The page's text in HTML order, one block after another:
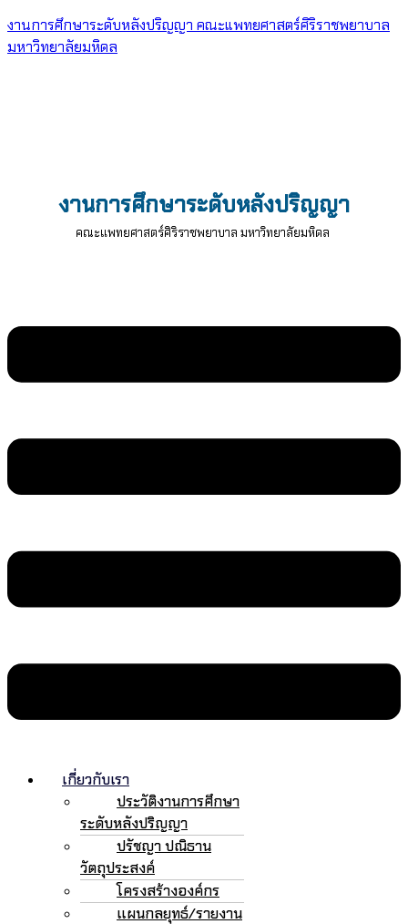
งานการศึกษาระดับหลังปริญญา คณะแพทยศาสตร์ศิริราชพยาบาล
มหาวิทยาลัยมหิดล
งานการศึกษาระดับหลังปริญญา
คณะแพทยศาสตร์ศิริราชพยาบาล มหาวิทยาลัยมหิดล
เกี่ยวกับเรา
ประวัติงานการศึกษา
ระดับหลังปริญญา
ปรัชญา ปณิธาน
วัตถุประสงค์
โครงสร้างองค์กร
แผนกลยุทธ์/รายงาน